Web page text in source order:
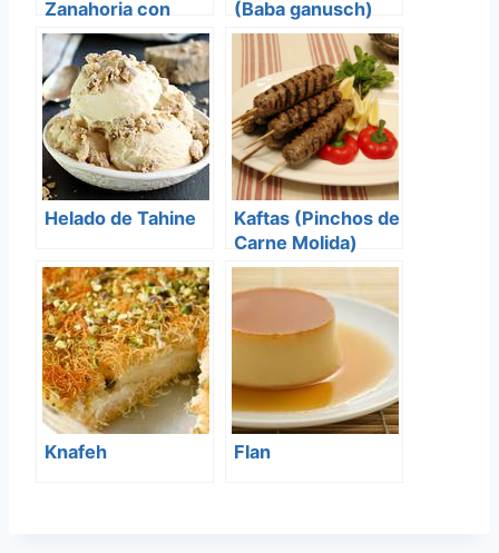
Zanahoria con
Boronas de Halva
(Baba ganusch)
Helado de Tahine
Kaftas (Pinchos de
Carne Molida)
Knafeh Flan